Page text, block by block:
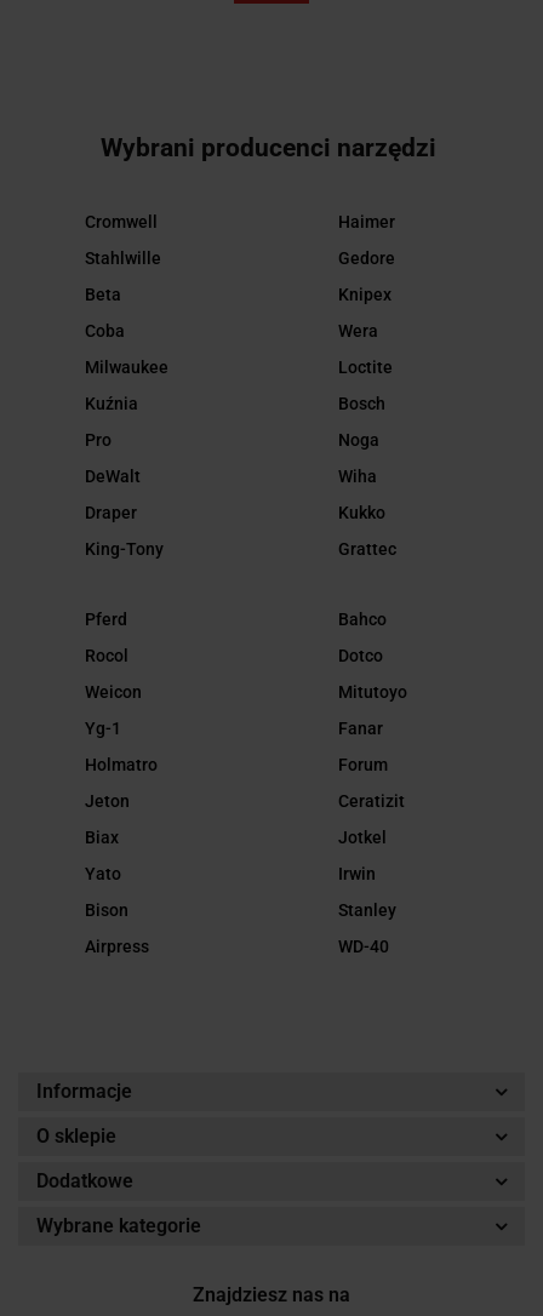
Wybrani producenci narzędzi
Cromwell
Stahlwille
Beta
Coba
Milwaukee
Kuźnia
Pro
DeWalt
Draper
King-Tony
Haimer
Gedore
Knipex
Wera
Loctite
Bosch
Noga
Wiha
Kukko
Grattec
Pferd
Rocol
Weicon
Yg-1
Holmatro
Jeton
Biax
Yato
Bison
Airpress
Bahco
Dotco
Mitutoyo
Fanar
Forum
Ceratizit
Jotkel
Irwin
Stanley
WD-40
Informacje
O sklepie
Dodatkowe
Wybrane kategorie
Znajdziesz nas na